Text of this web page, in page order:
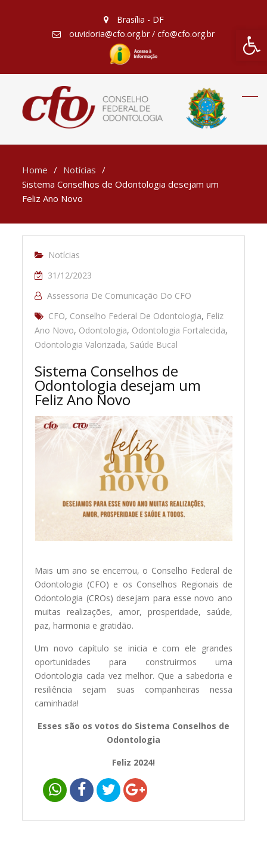
Barra
Brasília - DF
ouvidoria@cfo.org.br / cfo@cfo.org.br
Home
Notícias
Sistema Conselhos de Odontologia desejam um
Feliz Ano Novo
Notícias
31/12/2023
Assessoria De Comunicação Do CFO
CFO, Conselho Federal De Odontologia, Feliz
Ano Novo, Odontologia, Odontologia Fortalecida,
Odontologia Valorizada, Saúde Bucal
Sistema Conselhos de
Odontologia desejam um
Feliz Ano Novo
Mais um ano se encerrou, o Conselho Federal de
Odontologia (CFO) e os Conselhos Regionais de
Odontologia (CROs) desejam para esse novo ano
muitas realizações, amor, prosperidade, saúde,
paz, harmonia e gratidão.
Um novo capítulo se inicia e com ele grandes
oportunidades para construirmos uma
Odontologia cada vez melhor. Que a sabedoria e
resiliência sejam suas companheiras nessa
caminhada!
Esses são os votos do Sistema Conselhos de
Odontologia
Feliz 2024!